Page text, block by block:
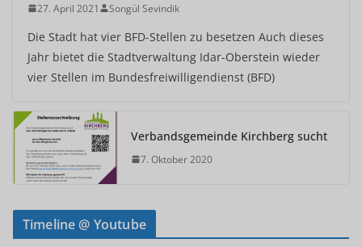
27. April 2021 Songül Sevindik
Die Stadt hat vier BFD-Stellen zu besetzen Auch dieses
Jahr bietet die Stadtverwaltung Idar-Oberstein wieder
vier Stellen im Bundesfreiwilligendienst (BFD)
Verbandsgemeinde Kirchberg sucht
7. Oktober 2020
Timeline @ Youtube